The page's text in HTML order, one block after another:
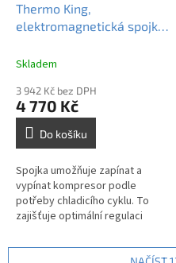
Thermo King,
elektromagnetická spojka
8PK), 1070442
Skladem
3 942 Kč bez DPH
4 770 Kč
Do košíku
Spojka umožňuje zapínat a
vypínat kompresor podle
potřeby chladicího cyklu. To
zajišťuje optimální regulaci
životnost zařízení.